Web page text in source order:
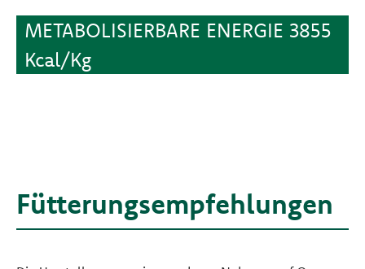
METABOLISIERBARE ENERGIE 3855
Kcal/Kg
Fütterungsempfehlungen